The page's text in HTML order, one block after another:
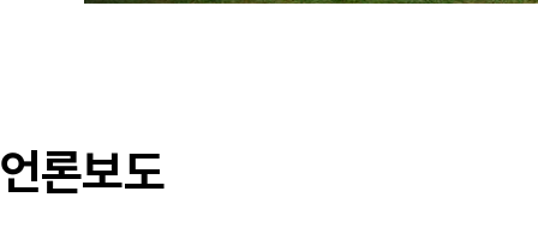
언론보도